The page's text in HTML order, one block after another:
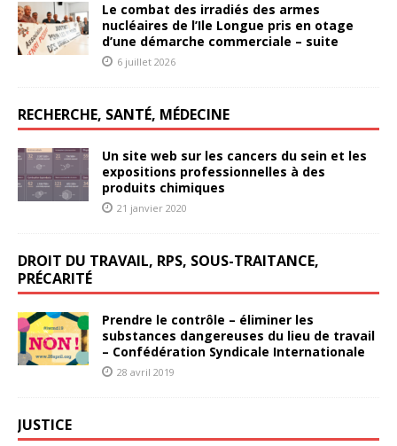
Le combat des irradiés des armes
nucléaires de l’Ile Longue pris en otage
d’une démarche commerciale – suite
6 juillet 2026
RECHERCHE, SANTÉ, MÉDECINE
Un site web sur les cancers du sein et les
expositions professionnelles à des
produits chimiques
21 janvier 2020
DROIT DU TRAVAIL, RPS, SOUS-TRAITANCE,
PRÉCARITÉ
Prendre le contrôle – éliminer les
substances dangereuses du lieu de travail
– Confédération Syndicale Internationale
28 avril 2019
JUSTICE